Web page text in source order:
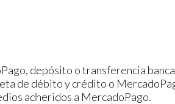
depósito o transferencia
de débito y crédito o
adheridos a MercadoPago.